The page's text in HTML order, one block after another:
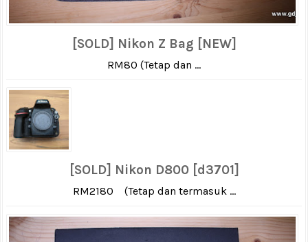
[SOLD] Nikon Z Bag [NEW]
RM80 (Tetap dan ...
[SOLD] Nikon D800 [d3701]
RM2180 (Tetap dan termasuk ...